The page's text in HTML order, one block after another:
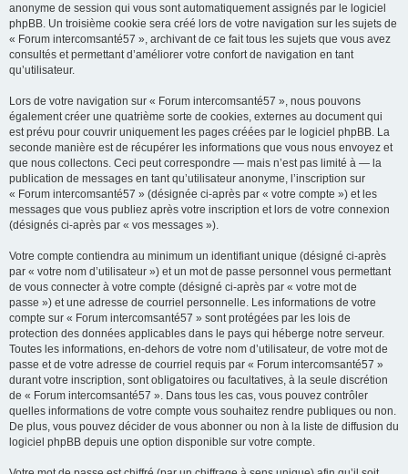
anonyme de session qui vous sont automatiquement assignés par le logiciel
phpBB. Un troisième cookie sera créé lors de votre navigation sur les sujets de
« Forum intercomsanté57 », archivant de ce fait tous les sujets que vous avez
consultés et permettant d’améliorer votre confort de navigation en tant
qu’utilisateur.
Lors de votre navigation sur « Forum intercomsanté57 », nous pouvons
également créer une quatrième sorte de cookies, externes au document qui
est prévu pour couvrir uniquement les pages créées par le logiciel phpBB. La
seconde manière est de récupérer les informations que vous nous envoyez et
que nous collectons. Ceci peut correspondre — mais n’est pas limité à — la
publication de messages en tant qu’utilisateur anonyme, l’inscription sur
« Forum intercomsanté57 » (désignée ci-après par « votre compte ») et les
messages que vous publiez après votre inscription et lors de votre connexion
(désignés ci-après par « vos messages »).
Votre compte contiendra au minimum un identifiant unique (désigné ci-après
par « votre nom d’utilisateur ») et un mot de passe personnel vous permettant
de vous connecter à votre compte (désigné ci-après par « votre mot de
passe ») et une adresse de courriel personnelle. Les informations de votre
compte sur « Forum intercomsanté57 » sont protégées par les lois de
protection des données applicables dans le pays qui héberge notre serveur.
Toutes les informations, en-dehors de votre nom d’utilisateur, de votre mot de
passe et de votre adresse de courriel requis par « Forum intercomsanté57 »
durant votre inscription, sont obligatoires ou facultatives, à la seule discrétion
de « Forum intercomsanté57 ». Dans tous les cas, vous pouvez contrôler
quelles informations de votre compte vous souhaitez rendre publiques ou non.
De plus, vous pouvez décider de vous abonner ou non à la liste de diffusion du
logiciel phpBB depuis une option disponible sur votre compte.